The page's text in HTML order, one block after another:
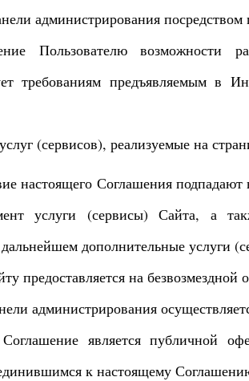
администрирования посредством
Пользователю
требованиям предъявляемым в
(сервисов), реализуемые на
настоящего Соглашения
услуги (сервисы) Сайта, а
дополнительные услуги
предоставляется на безвозмездной
администрирования
является публичной
к настоящему